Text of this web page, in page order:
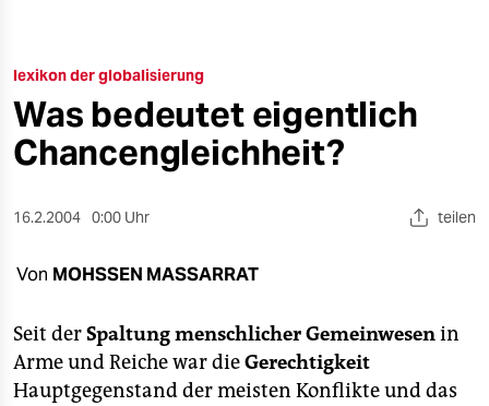
öko
gesellschaft
sport
berlin
nord
wahrheit
lexikon der globalisierung
Was bedeutet eigentlich
Chancengleichheit?
16.2.2004 0:00 Uhr teilen
Von MOHSSEN MASSARRAT
Seit derSpaltung menschlicher Gemeinwesenin
Arme und Reiche war dieGerechtigkeit
Hauptgegenstand der meisten Konflikte und das